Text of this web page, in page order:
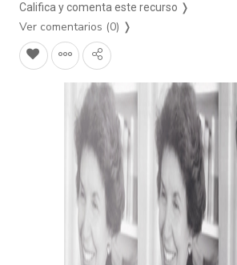
Califica y comenta este recurso ❭
Ver comentarios (0) ❭